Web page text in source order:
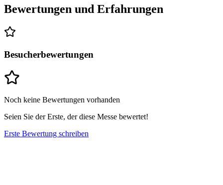
Bewertungen und Erfahrungen
Besucherbewertungen
Noch keine Bewertungen vorhanden
Seien Sie der Erste, der diese Messe bewertet!
Erste Bewertung schreiben